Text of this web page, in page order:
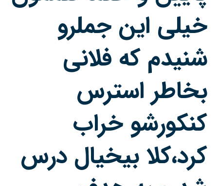
خیلی این جملرو
شنیدم که فلانی
بخاطر استرس
کنکورشو خراب
کرد،کلا بیخیال درس